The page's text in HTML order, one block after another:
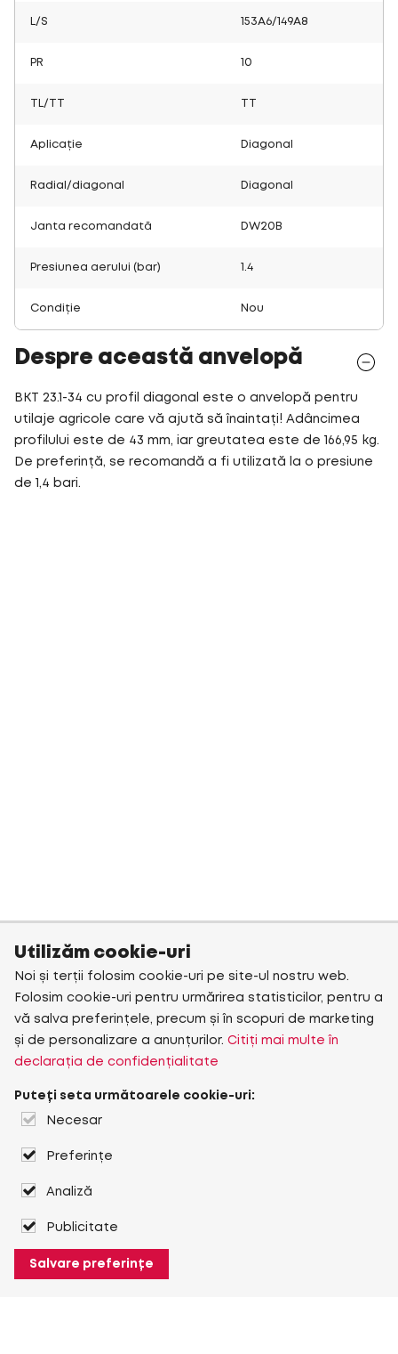
L/S 153A6/149A8
PR 10
TL/TT
Aplicație Diagonal
Radial/diagonal Diagonal
Janta recomandată DW20B
Presiunea aerului (bar) 1.4
Condiție Nou
Despre această anvelopă
BKT 23.1-34 cu profil diagonal este o anvelopă pentru
utilaje agricole care vă ajută să înaintați! Adâncimea
profilului este de 43 mm, iar greutatea este de 166,95 kg.
De preferință, se recomandă a fi utilizată la o presiune
de 1,4 bari.
Utilizăm cookie-uri
Noi și terții folosim cookie-uri pe site-ul nostru web.
Folosim cookie-uri pentru urmărirea statisticilor, pentru a
vă salva preferințele, precum și în scopuri de marketing
și de personalizare a anunțurilor. Citiți mai multe în
declarația de confidențialitate
Puteți seta următoarele cookie-uri:
Necesar
Preferințe
Analiză
Publicitate
Salvare preferințe